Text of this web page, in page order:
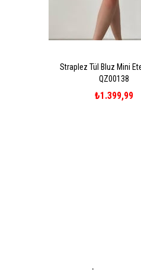
Straplez Tül Bluz Mini
QZ00138
₺1.399,99